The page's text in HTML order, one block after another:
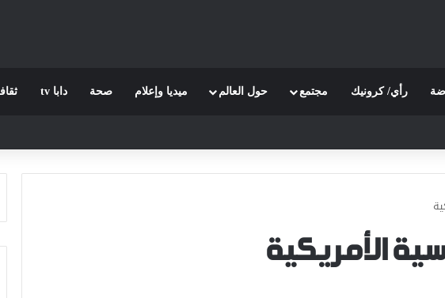
رأي/ كرونيك مجتمع حول العالم ميديا وإعلام صحة دابا tv
الأمريكية